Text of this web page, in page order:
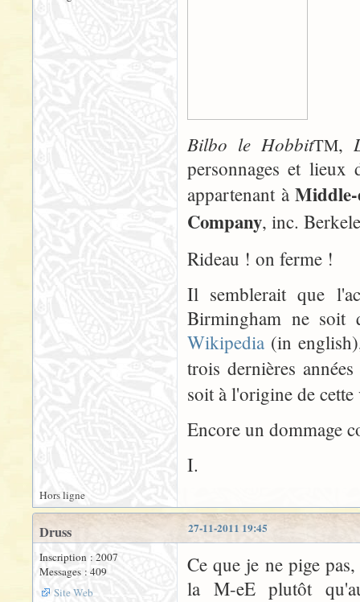
Bilbo le HobbitTM,
personnages et lieux
appartenant à
Company, inc.
Rideau ! on ferme !
Il semblerait que
Birmingham ne
Wikipedia (in
trois dernières
soit à l'origine de
Encore un dommage
I.
Hors ligne
27-11-2011 19:45
Druss
Inscription : 2007
Messages : 409
Site Web
Ce que je ne pige
la M-eE plutôt